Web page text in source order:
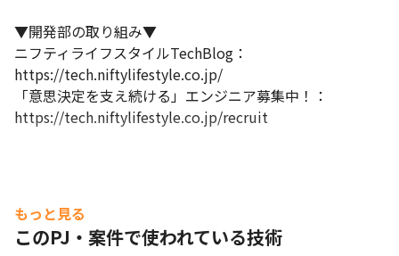
▼開発部の取り組み▼
ニフティライフスタイルTechBlog：
https://tech.niftylifestyle.co.jp/
「意思決定を支え続ける」エンジニア募集中！：
https://tech.niftylifestyle.co.jp/recruit
もっと見る
このPJ・案件で使われている技術